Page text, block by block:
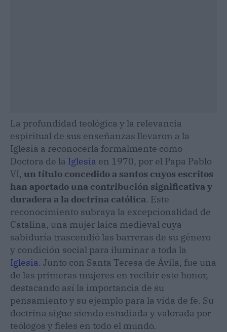
La profundidad teológica y la relevancia
espiritual de sus enseñanzas llevaron a la
Iglesia a reconocerla formalmente como
Doctora de la Iglesia en 1970, por el Papa Pablo
VI, un título concedido a santos cuyos escritos
han aportado una contribución significativa y
duradera a la doctrina católica. Este
reconocimiento subraya la excepcionalidad de
Catalina, una mujer laica medieval cuya
sabiduría trascendió las barreras de su género
y condición social para iluminar a toda la
Iglesia. Junto con Santa Teresa de Ávila, fue una
de las primeras mujeres en recibir este honor,
destacando así la importancia de su
pensamiento y su ejemplo para la vida de fe. Su
doctrina sigue siendo estudiada y valorada por
teólogos y fieles en todo el mundo.